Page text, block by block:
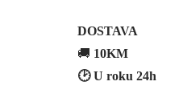
DOSTAVA
🚚 10KM
🕑 U roku 24h